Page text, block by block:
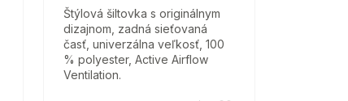
Štýlová šiltovka s originálnym
dizajnom, zadná sieťovaná
časť, univerzálna veľkosť, 100
% polyester, Active Airflow
Ventilation.